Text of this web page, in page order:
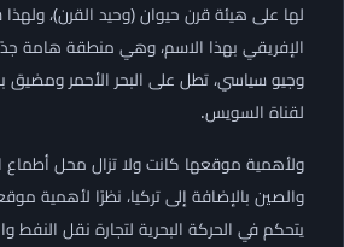
لها على هيئة قرن حيوان (وحيد القرن)،
الإفريقي بهذا الاسم، وهي منطقة هامة
وجيو سياسي، تطل على البحر الأحمر
لقناة السويس.
ولأهمية موقعها كانت ولا تزال محل أطماع
والصين بالإضافة إلى تركيا، نظرًا لأهمية
يتحكم في الحركة البحرية لتجارة نقل النفط